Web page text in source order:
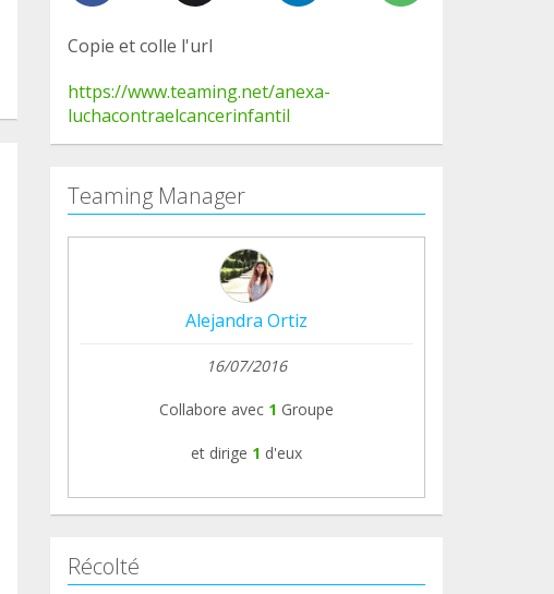
Copie et colle l'url
https://www.teaming.net/anexa-
luchacontraelcancerinfantil
Teaming Manager
Alejandra Ortiz
16/07/2016
Collabore avec 1 Groupe
et dirige 1 d'eux
Récolté